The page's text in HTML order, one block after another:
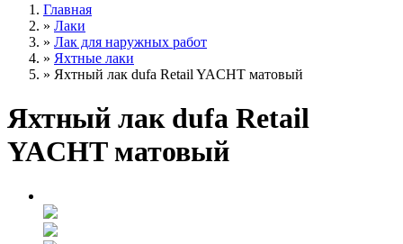
Главная
» Лаки
» Лак для наружных работ
» Яхтные лаки
» Яхтный лак dufa Retail YACHT матовый
Яхтный лак dufa Retail
YACHT матовый